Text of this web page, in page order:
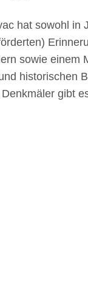
hat sowohl in
sowie einem
historischen
gibt